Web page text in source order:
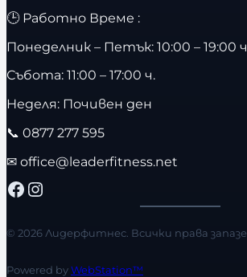
🕒 Работно Време :
Понеделник – Петък: 10:00 – 19:00
Събота: 11:00 – 17:00 ч.
Неделя: Почивен ден
📞 0877 277 595
✉ office@leaderfitness.net
Facebook Instagram
© 2026 Лидерфитнес. Всички права
Powered byWebStation™